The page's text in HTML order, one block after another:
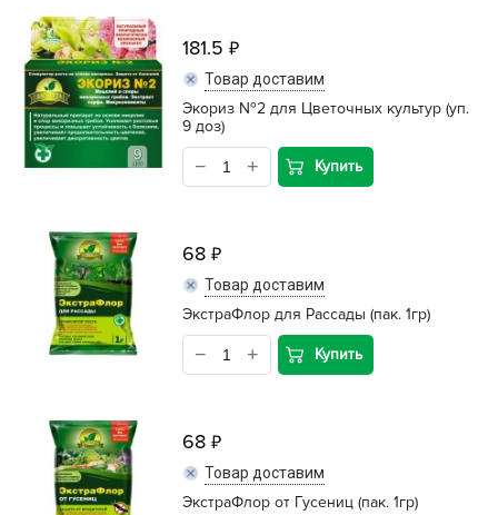
181.5
Товар доставим
Экориз №2 для Цветочных культур (уп.
9 доз)
Купить
68
Товар доставим
ЭкстраФлор для Рассады (пак. 1гр)
Купить
68
Товар доставим
ЭкстраФлор от Гусениц (пак. 1гр)